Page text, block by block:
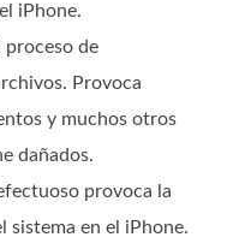
iPhone.
proceso de
Provoca
y muchos otros
dañados.
provoca la
sistema en el iPhone.